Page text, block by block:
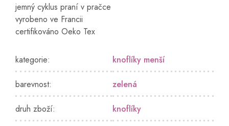
jemný cyklus praní v pračce
vyrobeno ve Francii
certifikováno Oeko Tex
kategorie: knoflíky menší
barevnost: zelená
druh zboží: knoflíky